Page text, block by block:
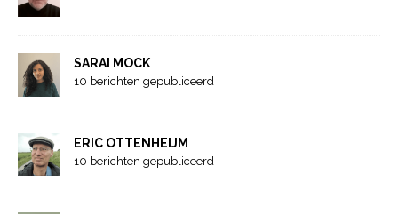
SARAI MOCK
10 berichten gepubliceerd
ERIC OTTENHEIJM
10 berichten gepubliceerd